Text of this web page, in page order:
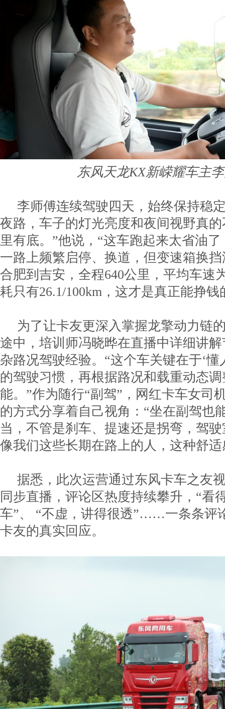
东风天龙KX新嵘耀车主
李师傅连续驾驶四天，始终保持稳
夜路，车子的灯光亮度和夜间视野真
里有底。”他说，“这车跑起来太省油
一路上频繁启停、换道，但变速箱换
合肥到吉安，全程640公里，平均车速
耗只有26.1/100km，这才是真正能挣钱
为了让卡友更深入掌握龙擎动力链
途中，培训师冯晓晔在直播中详细讲
杂路况驾驶经验。“这个车关键在于‘懂
的驾驶习惯，再根据路况和载重动态
能。”作为随行“副驾”，网红卡车女司
的方式分享着自己视角：“坐在副驾也
当，不管是刹车、提速还是拐弯，驾
像我们这些长期在路上的人，这种舒
据悉，此次运营通过东风卡车之友
同步直播，评论区热度持续攀升，“看
车”、 “不虚，讲得很透”……一条条评
卡友的真实回应。